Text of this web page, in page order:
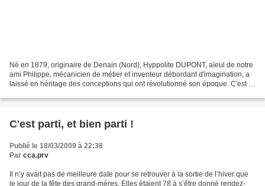
Né en 1879, originaire de Denain (Nord), Hyppolite DUPONT, aïeul de notre
ami Philippe, mécanicien de métier et inventeur débordant d'imagination, a
laissé en héritage des conceptions qui ont révolutionné son époque. C'est à
C'est parti, et bien parti !
Publié le 18/03/2009 à 22:38
Par cca.prv
Il n’y avait pas de meilleure date pour se retrouver à la sortie de l’hiver que
le jour de la fête des grand-mères. Elles étaient 78 à s’être donné rendez-